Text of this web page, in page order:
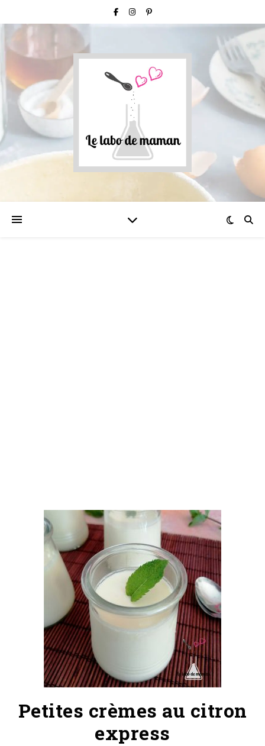
Petites crèmes au citron
express